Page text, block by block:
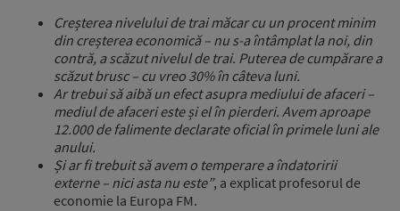
Creșterea nivelului de trai măcar cu un procent minim
din creșterea economică – nu s-a întâmplat la noi, din
contră, a scăzut nivelul de trai. Puterea de cumpărare a
scăzut brusc – cu vreo 30% în câteva luni.
Ar trebui să aibă un efect asupra mediului de afaceri –
mediul de afaceri este și el în pierderi. Avem aproape
12.000 de falimente declarate oficial în primele luni ale
anului.
Și ar fi trebuit să avem o temperare a îndatoririi
externe – nici asta nu este”, a explicat profesorul de
economie la Europa FM.